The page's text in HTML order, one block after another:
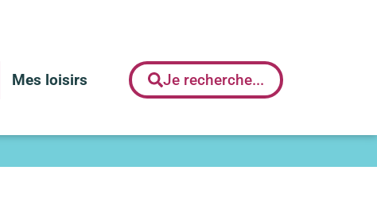
Mes loisirs Je recherche...